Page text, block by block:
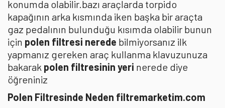
konumda olabilir.bazı araçlarda torpido
kapağının arka kısmında iken başka bir araçta
gaz pedalının bulunduğu kısımda olabilir bunun
için polen filtresi nerede bilmiyorsanız ilk
yapmanız gereken araç kullanma klavuzunuza
bakarak polen filtresinin yeri nerede diye
öğreniniz
Polen Filtresinde Neden filtremarketim.com